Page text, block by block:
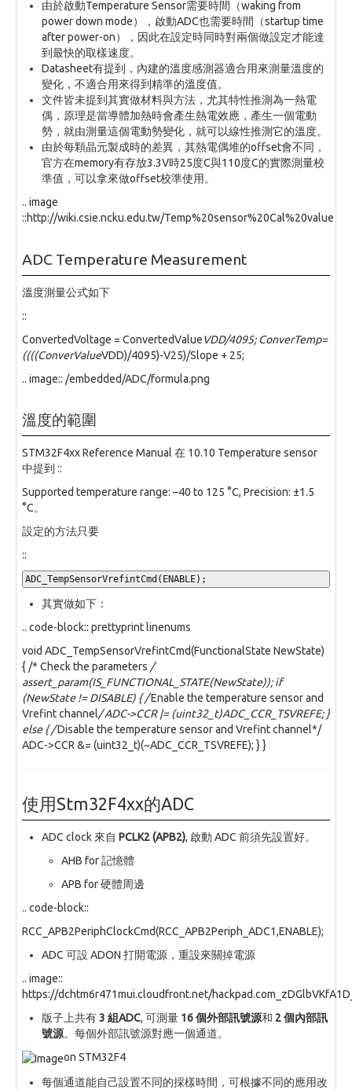
由於啟動Temperature Sensor需要時間（waking from
power down mode），啟動ADC也需要時間（startup time
after power-on），因此在設定時同時對兩個做設定才能達
到最快的取樣速度。
Datasheet有提到，內建的溫度感測器適合用來測量溫度的
變化，不適合用來得到精準的溫度值。
文件皆未提到其實做材料與方法，尤其特性推測為一熱電
偶，原理是當導體加熱時會產生熱電效應，產生一個電動
勢，就由測量這個電動勢變化，就可以線性推測它的溫度。
由於每顆晶元製成時的差異，其熱電偶堆的offset會不同，
官方在memory有存放3.3V時25度C與110度C的實際測量校
準值，可以拿來做offset校準使用。
.. image
::http://wiki.csie.ncku.edu.tw/Temp%20sensor%20Cal%20value
ADC Temperature Measurement
溫度測量公式如下
::
ConvertedVoltage = ConvertedValueVDD/4095; ConverTemp=
((((ConverValueVDD)/4095)-V25)/Slope + 25;
.. image:: /embedded/ADC/formula.png
溫度的範圍
STM32F4xx Reference Manual 在 10.10 Temperature sensor
中提到 ::
Supported temperature range: –40 to 125 °C, Precision: ±1.5
°C。
設定的方法只要
::
ADC_TempSensorVrefintCmd(ENABLE);
其實做如下：
.. code-block:: prettyprint linenums
void ADC_TempSensorVrefintCmd(FunctionalState NewState)
{ /* Check the parameters /
assert_param(IS_FUNCTIONAL_STATE(NewState)); if
(NewState != DISABLE) { /Enable the temperature sensor and
Vrefint channel/ ADC->CCR |= (uint32_t)ADC_CCR_TSVREFE; }
else { /Disable the temperature sensor and Vrefint channel*/
ADC->CCR &= (uint32_t)(~ADC_CCR_TSVREFE); } }
使用Stm32F4xx的ADC
ADC clock 來自 PCLK2 (APB2), 啟動 ADC 前須先設置好。
AHB for 記憶體
APB for 硬體周邊
.. code-block::
RCC_APB2PeriphClockCmd(RCC_APB2Periph_ADC1,ENABLE);
ADC 可設 ADON 打開電源，重設來關掉電源
.. image::
https://dchtm6r471mui.cloudfront.net/
版子上共有3 組ADC, 可測量 16 個外部訊號源和 2 個內部訊
號源。每個外部訊號源對應一個通道。
on STM32F4
每個通道能自己設置不同的採樣時間，可根據不同的應用改